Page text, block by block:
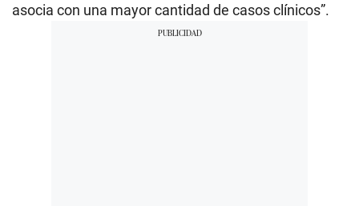
asocia con una mayor cantidad de casos clínicos”.